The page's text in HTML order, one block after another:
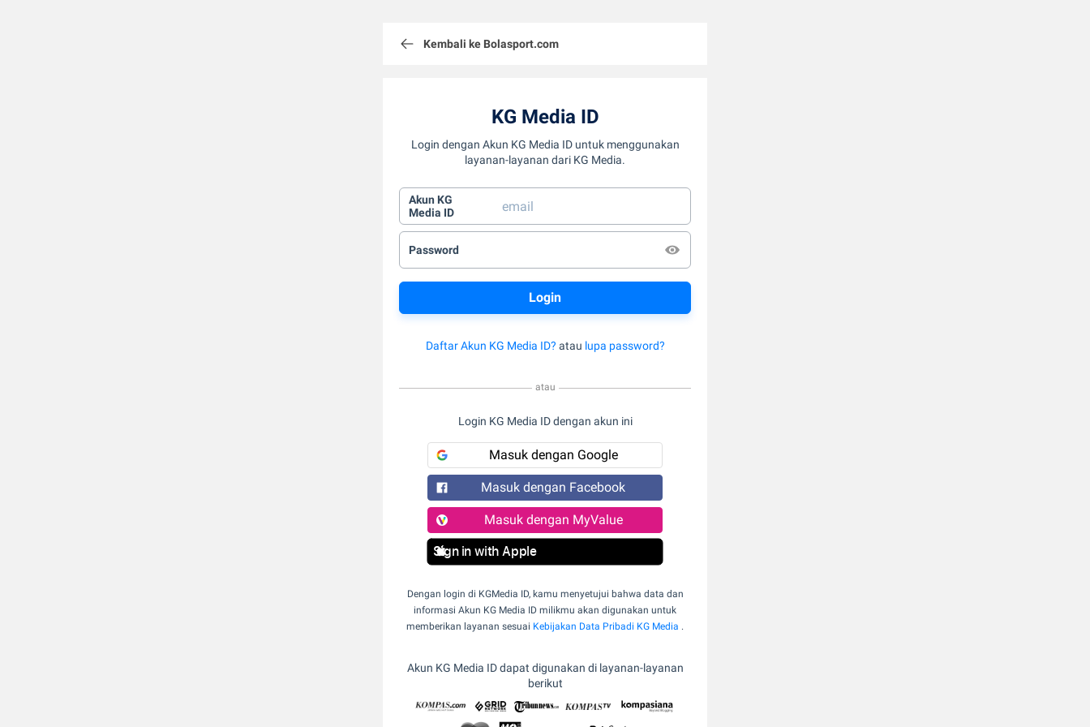
Kembali ke Bolasport.com
KG Media ID
Login dengan Akun KG Media ID untuk menggunakan
layanan-layanan dari KG Media.
Akun KG
Media ID
Password
Daftar Akun KG Media ID? atau lupa password?
atau
Login KG Media ID dengan akun ini
Masuk dengan Google
Masuk dengan Facebook
Masuk dengan MyValue
Sign in with Apple
Dengan login di KGMedia ID, kamu menyetujui bahwa data dan
informasi Akun KG Media ID milikmu akan digunakan untuk
memberikan layanan sesuai Kebijakan Data Pribadi KG Media .
Akun KG Media ID dapat digunakan di layanan-layanan
berikut